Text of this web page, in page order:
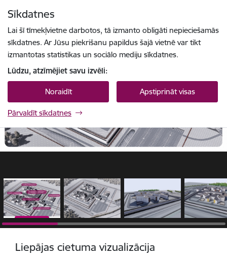
Sīkdatnes
Lai šī tīmekļvietne darbotos, tā izmanto obligāti nepieciešamās
sīkdatnes. Ar Jūsu piekrišanu papildus šajā vietnē var tikt
izmantotas statistikas un sociālo mediju sīkdatnes.
Lūdzu, atzīmējiet savu izvēli:
Noraidīt Apstiprināt visas
Pārvaldīt sīkdatnes
1 / 15
Liepājas cietuma vizualizācija